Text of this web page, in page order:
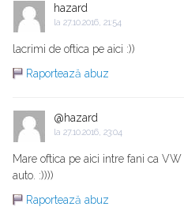
hazard
la 27.10.2016, 21:54
lacrimi de oftica pe aici :))
Raportează abuz
@hazard
la 27.10.2016, 23:04
Mare oftica pe aici intre fani ca
auto. :))))
Raportează abuz